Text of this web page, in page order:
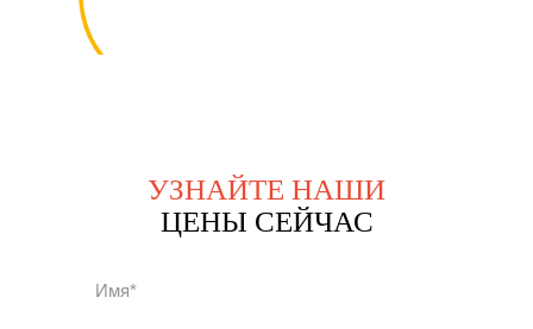
УЗНАЙТЕ НАШИ
ЦЕНЫ СЕЙЧАС